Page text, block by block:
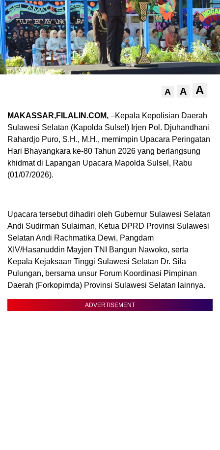
A A A
MAKASSAR,FILALIN.COM, –Kepala Kepolisian Daerah
Sulawesi Selatan (Kapolda Sulsel) Irjen Pol. Djuhandhani
Rahardjo Puro, S.H., M.H., memimpin Upacara Peringatan
Hari Bhayangkara ke-80 Tahun 2026 yang berlangsung
khidmat di Lapangan Upacara Mapolda Sulsel, Rabu
(01/07/2026).
Upacara tersebut dihadiri oleh Gubernur Sulawesi Selatan
Andi Sudirman Sulaiman, Ketua DPRD Provinsi Sulawesi
Selatan Andi Rachmatika Dewi, Pangdam
XIV/Hasanuddin Mayjen TNI Bangun Nawoko, serta
Kepala Kejaksaan Tinggi Sulawesi Selatan Dr. Sila
Pulungan, bersama unsur Forum Koordinasi Pimpinan
Daerah (Forkopimda) Provinsi Sulawesi Selatan lainnya.
ADVERTISEMENT